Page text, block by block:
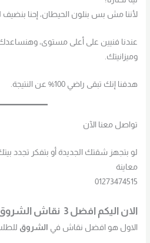
لأننا مش بس بنلون الحيطان، إحنا
عندنا فنيين على أعلى مستوى،
وميزانيتك.
هدفنا إنك تبقى راضي 100% عن النتيجة.
تواصل معنا الآن
لو بتجهز شقتك الجديدة أو بتفكر تجدد
معاينة
01273474515
الان اليكم افضل 3 نقاش الشروق 01273474515
الاول هو افضل نقاش في الشروق للطلب :